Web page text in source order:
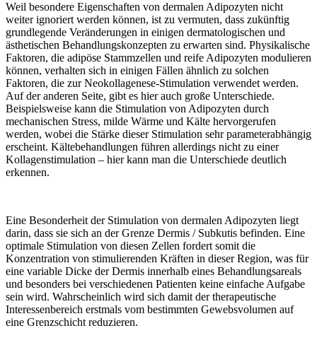
Weil besondere Eigenschaften von dermalen Adipozyten nicht
weiter ignoriert werden können, ist zu vermuten, dass zukünftig
grundlegende Veränderungen in einigen dermatologischen und
ästhetischen Behandlungskonzepten zu erwarten sind. Physikalische
Faktoren, die adipöse Stammzellen und reife Adipozyten modulieren
können, verhalten sich in einigen Fällen ähnlich zu solchen
Faktoren, die zur Neokollagenese-Stimulation verwendet werden.
Auf der anderen Seite, gibt es hier auch große Unterschiede.
Beispielsweise kann die Stimulation von Adipozyten durch
mechanischen Stress, milde Wärme und Kälte hervorgerufen
werden, wobei die Stärke dieser Stimulation sehr parameterabhängig
erscheint. Kältebehandlungen führen allerdings nicht zu einer
Kollagenstimulation – hier kann man die Unterschiede deutlich
erkennen.
Eine Besonderheit der Stimulation von dermalen Adipozyten liegt
darin, dass sie sich an der Grenze Dermis / Subkutis befinden. Eine
optimale Stimulation von diesen Zellen fordert somit die
Konzentration von stimulierenden Kräften in dieser Region, was für
eine variable Dicke der Dermis innerhalb eines Behandlungsareals
und besonders bei verschiedenen Patienten keine einfache Aufgabe
sein wird. Wahrscheinlich wird sich damit der therapeutische
Interessenbereich erstmals vom bestimmten Gewebsvolumen auf
eine Grenzschicht reduzieren.